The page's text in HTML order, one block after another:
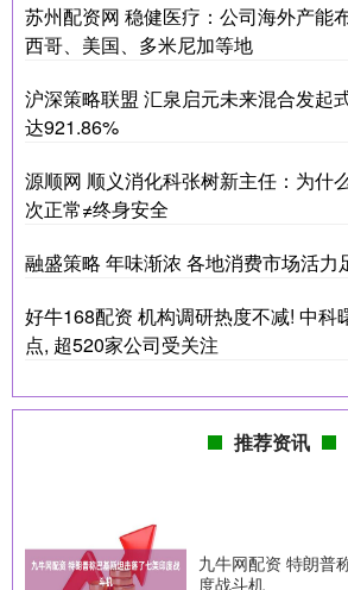
苏州配资网 稳健医疗：公司海外产能
西哥、美国、多米尼加等地
沪深策略联盟 汇泉启元未来混合发起
达921.86%
源顺网 顺义消化科张树新主任：为什
次正常≠终身安全
融盛策略 年味渐浓 各地消费市场活力
好牛168配资 机构调研热度不减! 中科
点, 超520家公司受关注
推荐资讯
九牛网配资 特朗普
度战斗机